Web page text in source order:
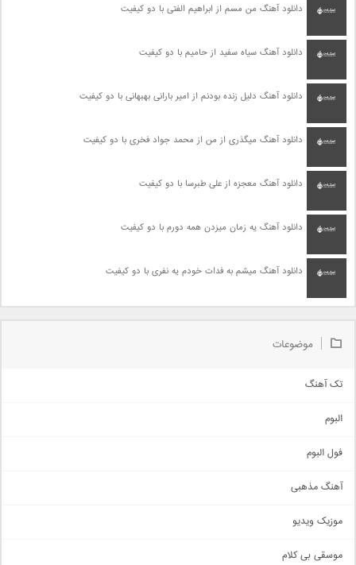
دانلود آهنگ من مسم از ابراهیم الفتی با دو کیفیت
دانلود آهنگ سیاه سفید از حامیم با دو کیفیت
دانلود آهنگ دلیل زنده بودنم از امیر بارانی بهبهانی با دو کیفیت
دانلود آهنگ میگذری از من از محمد جواد فخری با دو کیفیت
دانلود آهنگ معجزه از علی طبرسا با دو کیفیت
دانلود آهنگ یه زمان میزدن همه دورم با دو کیفیت
دانلود آهنگ میشم به فدات خودم یه نفری با دو کیفیت
موضوعات
تک آهنگ
اجتماعی
حماسی
سنتی
اهنگ بندرعباسی
البوم
فول البوم
آهنگ مذهبی
موزیک ویدیو
موسقی بی کلام